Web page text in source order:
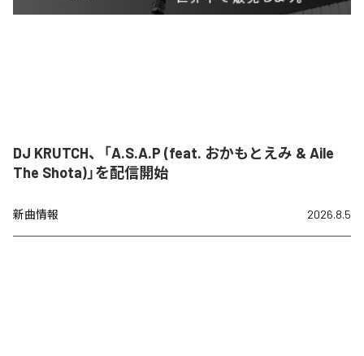
DJ KRUTCH、「A.S.A.P (feat. おかもとえみ & Aile
The Shota)」を配信開始
新曲情報 2026.8.5